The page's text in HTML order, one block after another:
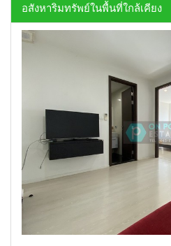
อสังหาริมทรัพย์ในพื้นที่ใกล้เคียง